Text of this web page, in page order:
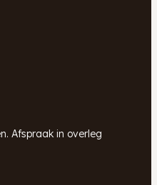
Afspraak in overleg